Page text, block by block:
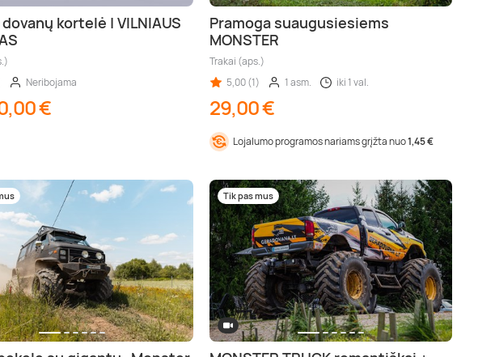
Druskininkai (aps.), Birštonas (aps.), Trakai (aps.), Šiauliai (aps.), Kupiškis (aps.), Panevėžys (aps.),
kortelė | VILNIAUS
Neribojama
€
Pramoga suaugusiesiems
MONSTER
Trakai (aps.)
5,00 (1)
1 asm. iki 1 val.
29,00 €
Lojalumo programos nariams grįžta nuo1,45 €
Tik pas mus